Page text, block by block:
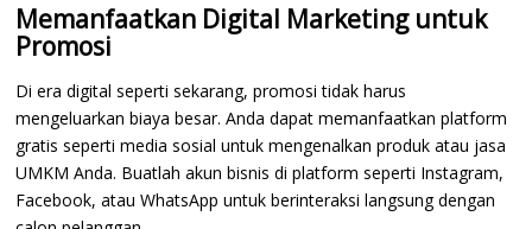
Memanfaatkan Digital Marketing untuk
Promosi
Di era digital seperti sekarang, promosi tidak harus
mengeluarkan biaya besar. Anda dapat memanfaatkan platform
gratis seperti media sosial untuk mengenalkan produk atau jasa
UMKM Anda. Buatlah akun bisnis di platform seperti Instagram,
Facebook, atau WhatsApp untuk berinteraksi langsung dengan